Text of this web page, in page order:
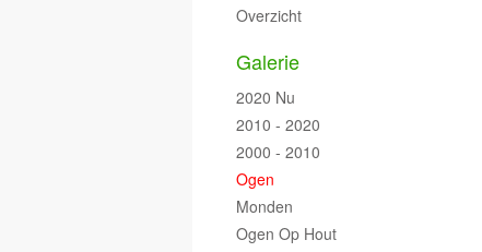
Overzicht
Galerie
2020 Nu
2010 - 2020
2000 - 2010
Ogen
Monden
Ogen Op Hout